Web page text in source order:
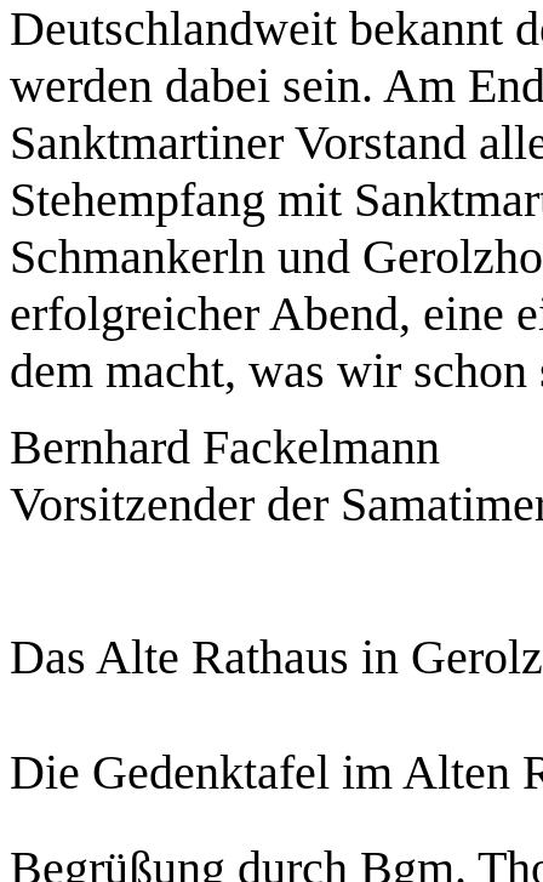
Deutschlandweit bekannt
werden dabei sein. Am
Sanktmartiner Vorstand
Stehempfang mit
Schmankerln und
erfolgreicher Abend, eine
dem macht, was wir
Bernhard Fackelmann
Vorsitzender der
Das Alte Rathaus in
Die Gedenktafel im Alten
Begrüßung durch Bgm.